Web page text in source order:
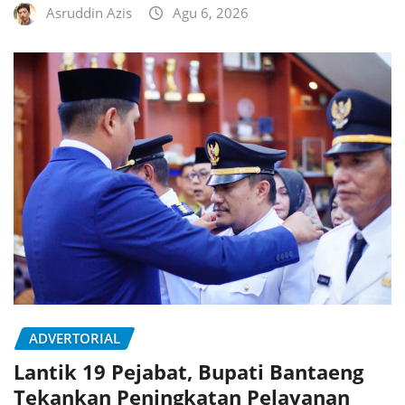
Asruddin Azis Agu 6, 2026
ADVERTORIAL
Lantik 19 Pejabat, Bupati Bantaeng
Tekankan Peningkatan Pelayanan